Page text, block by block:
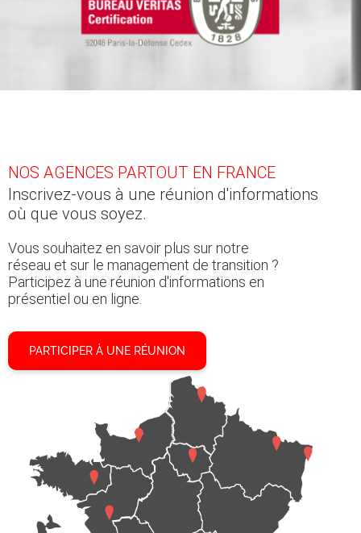
NOS AGENCES PARTOUT EN FRANCE
Inscrivez-vous à une réunion d'informations
où que vous soyez.
Vous souhaitez en savoir plus sur notre
réseau et sur le management de transition ?
Participez à une réunion d'informations en
présentiel ou en ligne.
PARTICIPER À UNE RÉUNION